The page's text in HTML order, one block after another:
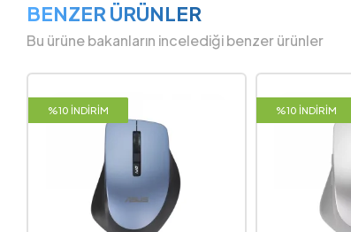
BENZER ÜRÜNLER
Bu ürüne bakanların incelediği benzer ürünler
%10 İNDİRİM %10 İNDİRİM